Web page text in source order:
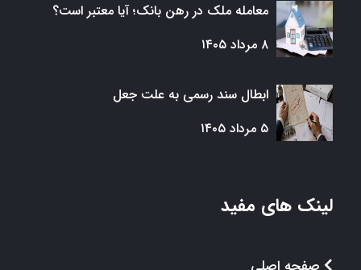
معامله ملک در رهن بانک؛ آیا معتبر است؟
۸ مرداد ۱۴۰۵
ابطال سند رسمی به علت جعل
۵ مرداد ۱۴۰۵
لینک های مفید